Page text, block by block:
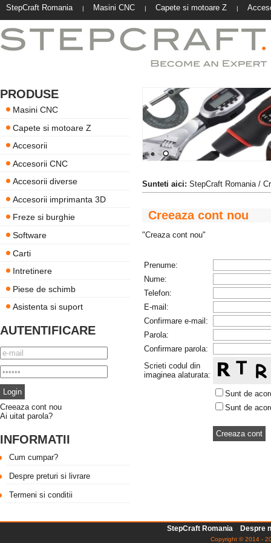
StepCraft Romania | Masini CNC | Capete si motoare Z |
PRODUSE
Masini CNC
Capete si motoare Z
Accesorii
Accesorii CNC
Accesorii diverse
Accesorii imprimanta 3D
Freze si burghie
Software
Carti
Intretinere
Piese de schimb
Asistenta si suport
AUTENTIFICARE
Creeaza cont nou
Ai uitat parola?
INFORMATII
Cum cumpar?
Despre preturi si livrare
Termeni si conditii
Sunteti aici: StepCraft Romania/
Creeaza cont nou
"Creaza cont nou"
Prenume:
Nume:
Telefon:
E-mail:
Confirmare e-mail:
Parola:
Confirmare parola:
Scrieti codul din
imaginea alaturata:
Sunt de
Sunt de
StepCraft Romania Despre
Copyright © 2014 -